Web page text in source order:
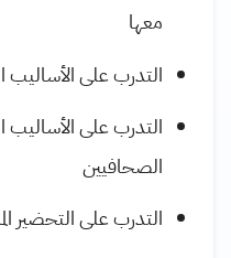
معها
التدرب على الأساليب
التدرب على الأساليب
الصحافيين
التدرب على التحضير